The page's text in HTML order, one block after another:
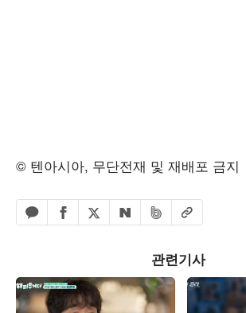
© 텐아시아, 무단전재 및 재배포 금지
카카오톡 공유하기
페이스북 공유하기
엑스 공유하기
네이버 공유하기
밴드 공유하기
URL복사
관련기사